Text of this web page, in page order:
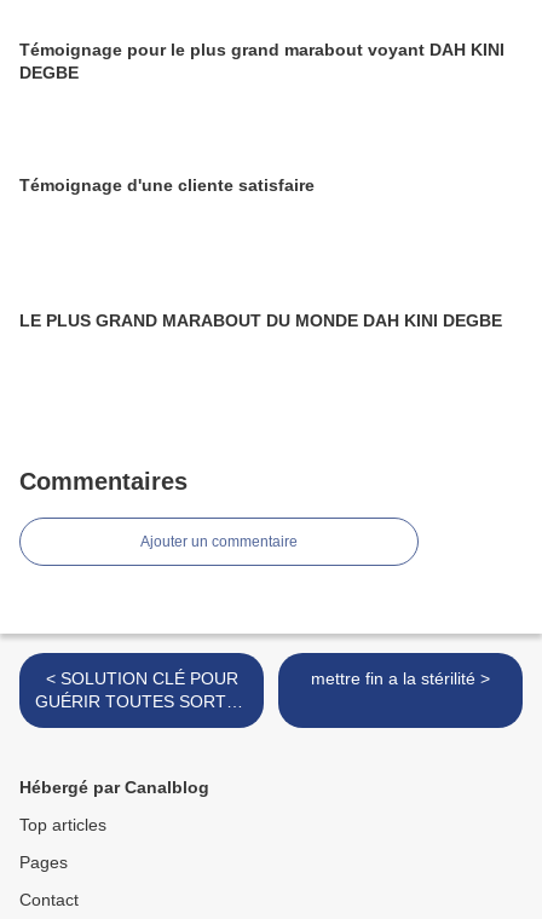
Témoignage pour le plus grand marabout voyant DAH KINI
DEGBE
Témoignage d'une cliente satisfaire
LE PLUS GRAND MARABOUT DU MONDE DAH KINI DEGBE
Commentaires
Ajouter un commentaire
< SOLUTION CLÉ POUR
GUÉRIR TOUTES SORTES
D' HERNIES
mettre fin a la stérilité >
Hébergé par Canalblog
Top articles
Pages
Contact